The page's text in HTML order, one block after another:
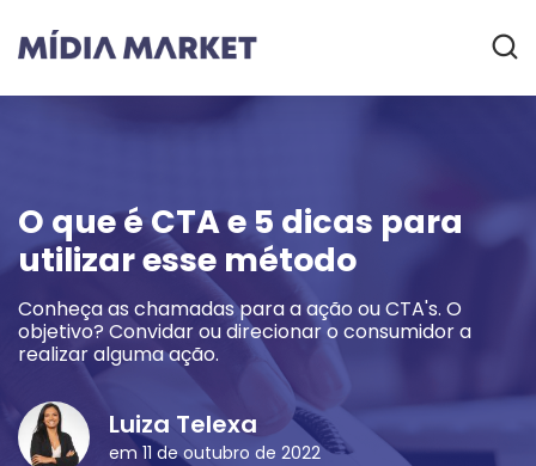
O que é CTA e 5 dicas para
utilizar esse método
Conheça as chamadas para a ação ou CTA's. O
objetivo? Convidar ou direcionar o consumidor a
realizar alguma ação.
Luiza Telexa
em 11 de outubro de 2022